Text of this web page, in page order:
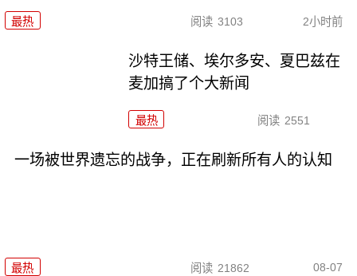
最热 阅读 3103 2小时前
沙特王储、埃尔多安、夏巴兹在
麦加搞了个大新闻
最热 阅读 2551
一场被世界遗忘的战争，正在刷新所有人的认知
最热 阅读 21862 08-07